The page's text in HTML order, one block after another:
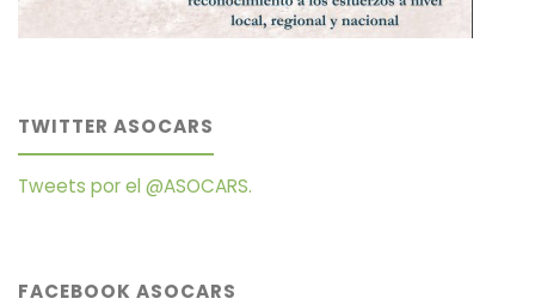
TWITTER ASOCARS
Tweets por el @ASOCARS.
FACEBOOK ASOCARS